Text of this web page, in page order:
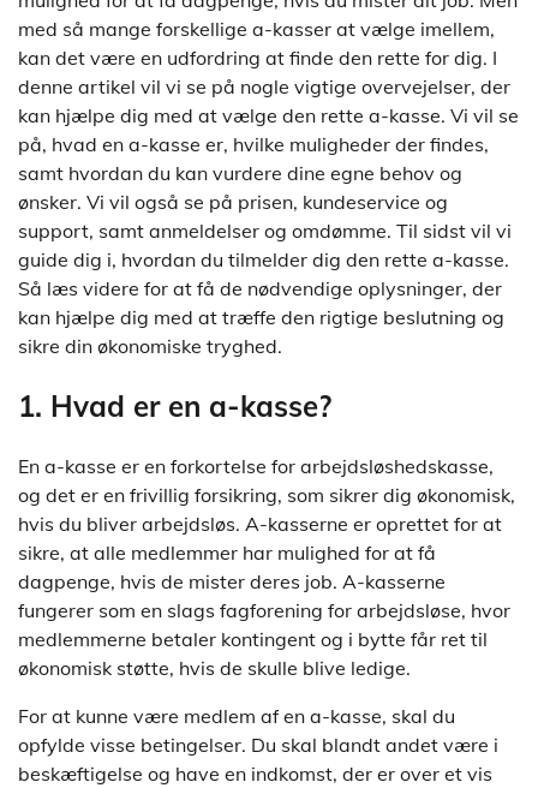
med så mange forskellige a-kasser at vælge imellem,
kan det være en udfordring at finde den rette for dig. I
denne artikel vil vi se på nogle vigtige overvejelser, der
kan hjælpe dig med at vælge den rette a-kasse. Vi vil se
på, hvad en a-kasse er, hvilke muligheder der findes,
samt hvordan du kan vurdere dine egne behov og
ønsker. Vi vil også se på prisen, kundeservice og
support, samt anmeldelser og omdømme. Til sidst vil vi
guide dig i, hvordan du tilmelder dig den rette a-kasse.
Så læs videre for at få de nødvendige oplysninger, der
kan hjælpe dig med at træffe den rigtige beslutning og
sikre din økonomiske tryghed.
1. Hvad er en a-kasse?
En a-kasse er en forkortelse for arbejdsløshedskasse,
og det er en frivillig forsikring, som sikrer dig økonomisk,
hvis du bliver arbejdsløs. A-kasserne er oprettet for at
sikre, at alle medlemmer har mulighed for at få
dagpenge, hvis de mister deres job. A-kasserne
fungerer som en slags fagforening for arbejdsløse, hvor
medlemmerne betaler kontingent og i bytte får ret til
økonomisk støtte, hvis de skulle blive ledige.
For at kunne være medlem af en a-kasse, skal du
opfylde visse betingelser. Du skal blandt andet være i
beskæftigelse og have en indkomst, der er over et vis